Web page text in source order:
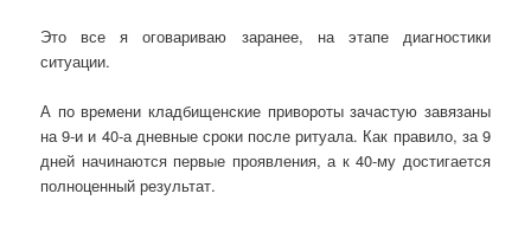
Это все я оговариваю заранее, на этапе диагностики
ситуации.
А по времени кладбищенские привороты зачастую завязаны
на 9-и и 40-а дневные сроки после ритуала. Как правило, за 9
дней начинаются первые проявления, а к 40-му достигается
полноценный результат.